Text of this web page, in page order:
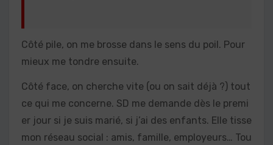
Côté pile, on me brosse dans le sens du poil. Pour
mieux me tondre ensuite.
Côté face, on cherche vite (ou on sait déjà ?) tout
ce qui me concerne. SD me demande dès le premi
er jour si je suis marié, si j’ai des enfants. Elle tisse
mon réseau social : amis, famille, employeurs… Tou